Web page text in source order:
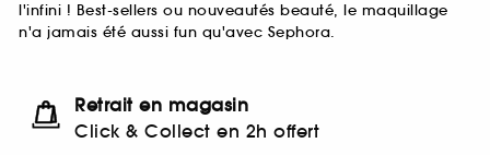
l'infini ! Best-sellers ou nouveautés beauté, le maquillage
n'a jamais été aussi fun qu'avec Sephora.
Retrait en magasin
Click & Collect en 2h offert